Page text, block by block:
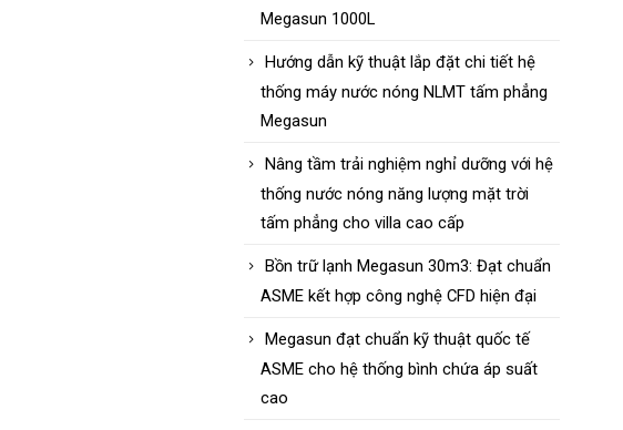
Megasun 1000L
Hướng dẫn kỹ thuật lắp đặt chi tiết hệ
thống máy nước nóng NLMT tấm phẳng
Megasun
Nâng tầm trải nghiệm nghỉ dưỡng với hệ
thống nước nóng năng lượng mặt trời
tấm phẳng cho villa cao cấp
Bồn trữ lạnh Megasun 30m3: Đạt chuẩn
ASME kết hợp công nghệ CFD hiện đại
Megasun đạt chuẩn kỹ thuật quốc tế
ASME cho hệ thống bình chứa áp suất
cao